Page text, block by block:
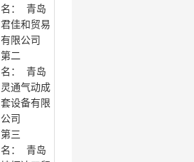
名： 青岛
君佳和贸易
有限公司
第二
名： 青岛
灵通气动成
套设备有限
公司
第三
名： 青岛